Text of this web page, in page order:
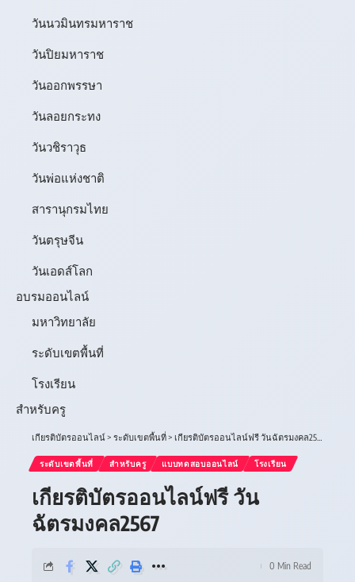
วันนวมินทรมหาราช
วันปิยมหาราช
วันออกพรรษา
วันลอยกระทง
วันวชิราวุธ
วันพ่อแห่งชาติ
สารานุกรมไทย
วันตรุษจีน
วันเอดส์โลก
อบรมออนไลน์
มหาวิทยาลัย
ระดับเขตพื้นที่
โรงเรียน
สำหรับครู
เกียรติบัตรออนไลน์> ระดับเขตพื้นที่> เกียรติบัตรออนไลน์ฟรี วันฉัตรมงคล2567
ระดับเขตพื้นที่ สำหรับครู แบบทดสอบออนไลน์ โรงเรียน
เกียรติบัตรออนไลน์ฟรี วัน
ฉัตรมงคล2567
0 Min Read